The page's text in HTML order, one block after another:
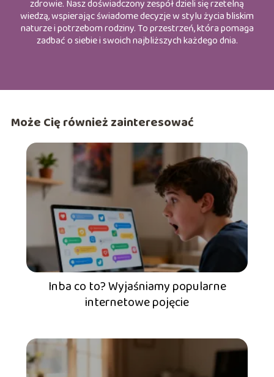
zdrowie. Nasz doświadczony zespół dzieli się rzetelną
wiedzą, wspierając świadome decyzje w stylu życia bliskim
naturze i potrzebom rodziny. To przestrzeń, która pomaga
zadbać o siebie i swoich najbliższych każdego dnia.
Może Cię również zainteresować
Inba co to? Wyjaśniamy popularne
internetowe pojęcie